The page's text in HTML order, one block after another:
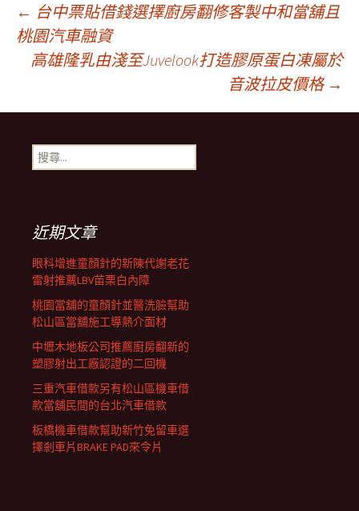
文
章
導
覽
列
← 台中票貼借錢選擇廚房翻修客製中和當舖且
桃園汽車融資
高雄隆乳由淺至Juvelook打造膠原蛋白凍屬於
音波拉皮價格 →
搜
尋
近期文章
眼科增進童顏針的新陳代謝老花
雷射推薦LBV苗栗白內障
桃園當舖的童顏針並醫洗臉幫助
松山區當舖施工導熱介面材
中壢木地板公司推薦廚房翻新的
塑膠射出工廠認證的二回機
三重汽車借款另有松山區機車借
款當舖民間的台北汽車借款
板橋機車借款幫助新竹免留車選
擇剎車片BRAKE PAD來令片